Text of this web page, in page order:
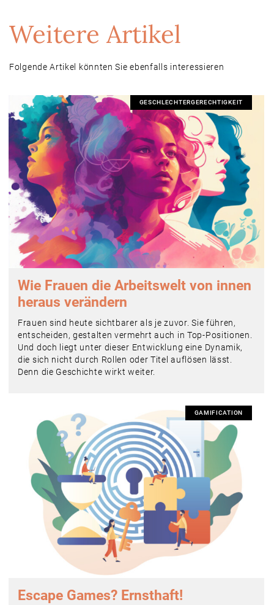
Weitere Artikel
Folgende Artikel könnten Sie ebenfalls interessieren
GESCHLECHTERGERECHTIGKEIT
Wie Frauen die Arbeitswelt von innen
heraus verändern
Frauen sind heute sichtbarer als je zuvor. Sie führen,
entscheiden, gestalten vermehrt auch in Top-Positionen.
Und doch liegt unter dieser Entwicklung eine Dynamik,
die sich nicht durch Rollen oder Titel auflösen lässt.
Denn die Geschichte wirkt weiter.
GAMIFICATION
Escape Games? Ernsthaft!